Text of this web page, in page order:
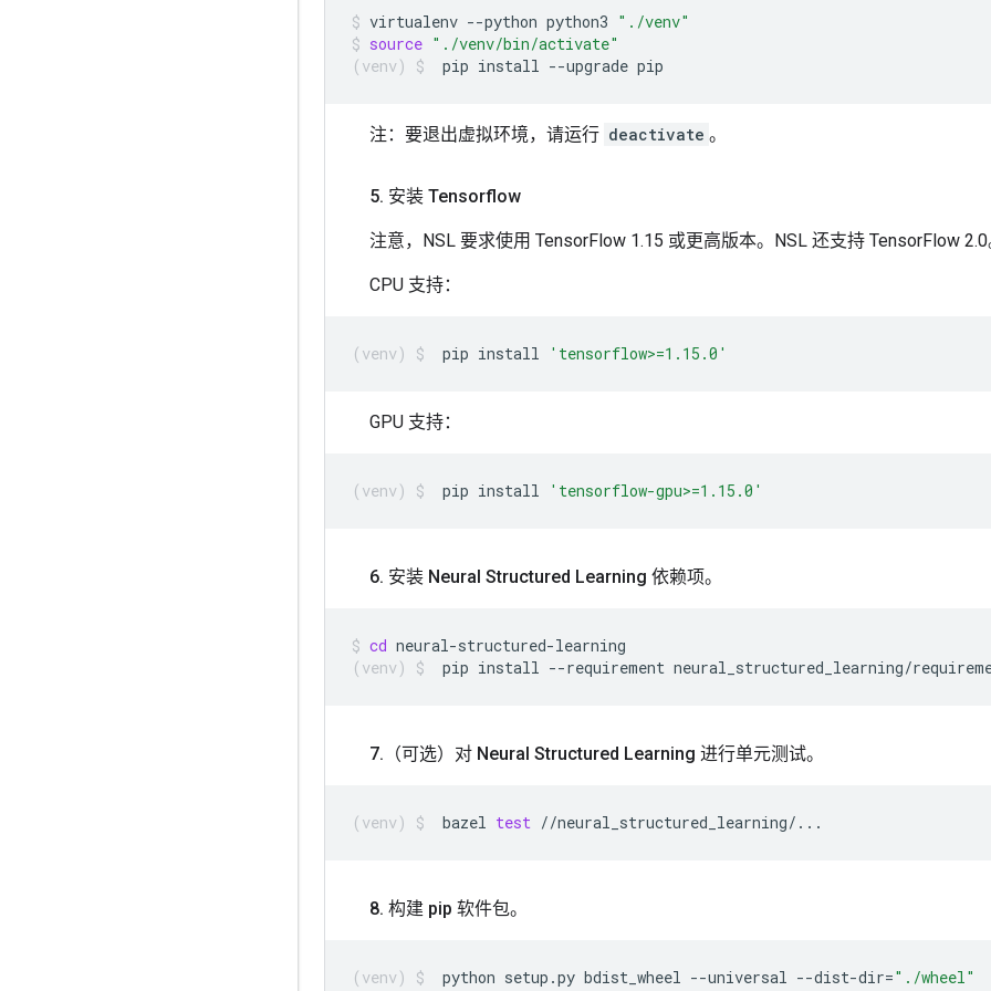
virtualenv --python python3 "./venv"
source "./venv/bin/activate"
pip install --upgrade pip
注：要退出虚拟环境，请运行 deactivate 。
5. 安装 Tensorflow
注意，NSL 要求使用 TensorFlow 1.15 或更高版本。NSL 还支持 TensorFlow
CPU 支持：
pip install 'tensorflow>=1.15.0'
GPU 支持：
pip install 'tensorflow-gpu>=1.15.0'
6. 安装 Neural Structured Learning 依赖项。
cd neural-structured-learning
pip install --requirement neural_structured_learning/
7. （可选）对 Neural Structured Learning 进行单元测试。
bazel test //neural_structured_learning/...
8. 构建 pip 软件包。
python setup.py bdist_wheel --universal --dist-dir="./wheel"